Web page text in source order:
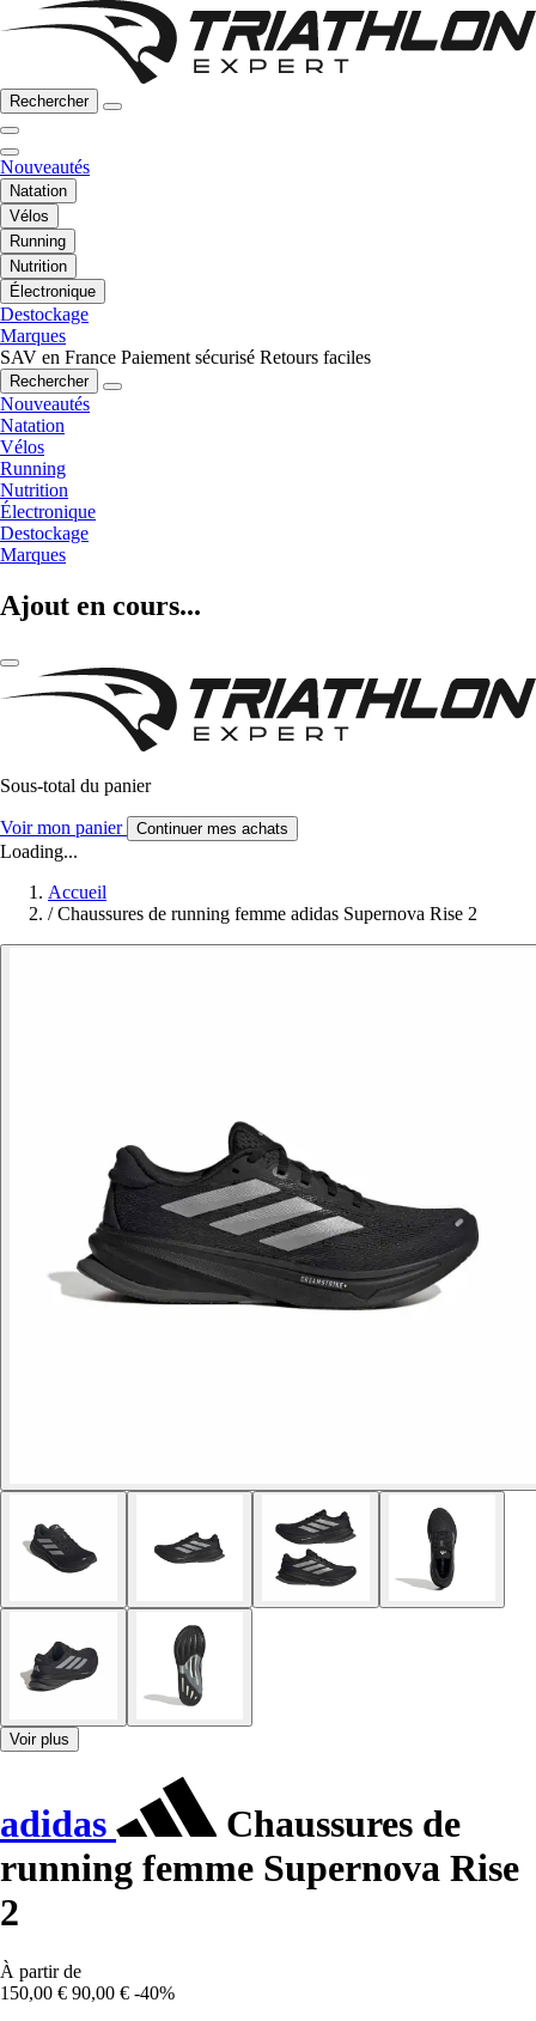
Rechercher
Nouveautés
Natation
Vélos
Running
Nutrition
Électronique
Destockage
Marques
SAV en France Paiement sécurisé Retours faciles
Rechercher
Nouveautés
Natation
Vélos
Running
Nutrition
Électronique
Destockage
Marques
Ajout en cours...
Sous-total du panier
Voir mon panier Continuer mes achats
Loading...
Accueil
/ Chaussures de running femme adidas Supernova Rise 2
Voir plus
adidas
Chaussures de
running femme Supernova Rise
2
À partir de
150,00 € 90,00 € -40%